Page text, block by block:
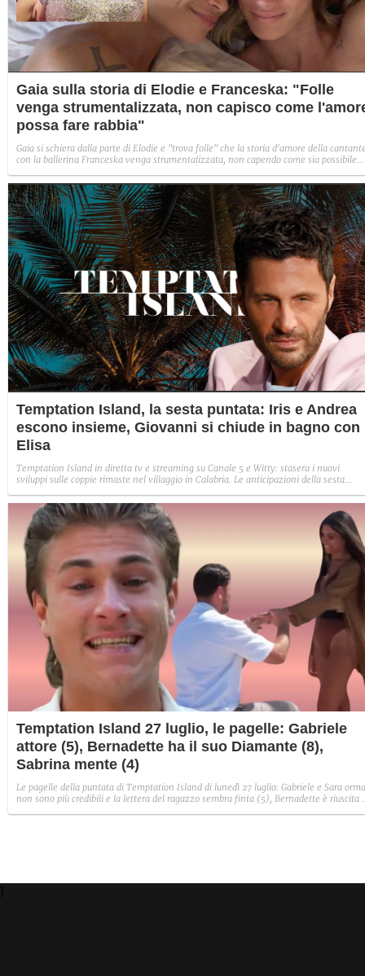
Gaia sulla storia di Elodie e Franceska: "Folle
venga strumentalizzata, non capisco come
possa fare rabbia"
Gaia si schiera dalla parte di Elodie e "trova folle" che la storia d'amore della
con la ballerina Franceska venga strumentalizzata, non capendo come sia possibile
Temptation Island, la sesta puntata: Iris e Andrea
escono insieme, Giovanni si chiude in bagno con
Elisa
Temptation Island in diretta tv e streaming su Canale 5 e Witty: stasera i nuovi
sviluppi sulle coppie rimaste nel villaggio in Calabria. Le anticipazioni della sesta
Sabrina rifiuta il falò con Giovanni e si avvicina a Lory.
Temptation Island 27 luglio, le pagelle: Gabriele
attore (5), Bernadette ha il suo Diamante (8),
Sabrina mente (4)
Le pagelle della puntata di Temptation Island di lunedì 27 luglio: Gabriele e Sara
non sono più credibili e la lettera del ragazzo sembra finta (5), Bernadette è riuscita